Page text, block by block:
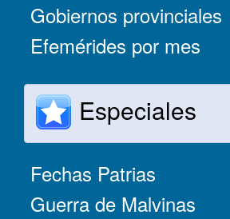
Gobiernos provinciales
Efemérides por mes
Especiales
Fechas Patrias
Guerra de Malvinas